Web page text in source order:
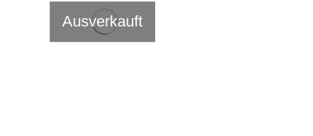
Ausverkauft